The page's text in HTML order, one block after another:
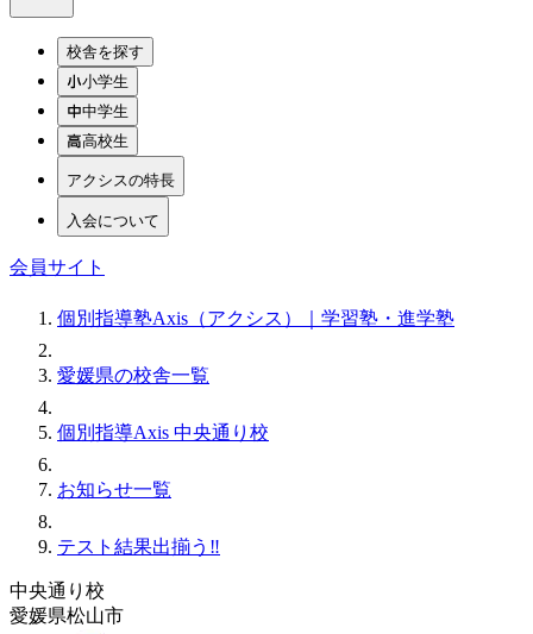
校舎を探す
小学生
中学生
高校生
アクシスの特長
入会について
会員サイト
個別指導塾Axis（アクシス）｜学習塾・進学塾
愛媛県の校舎一覧
個別指導Axis 中央通り校
お知らせ一覧
テスト結果出揃う‼️
中央通り校
愛媛県松山市